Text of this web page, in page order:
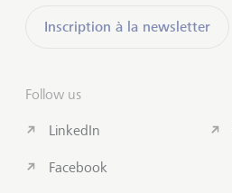
Inscription à la newsletter
Follow us
LinkedIn
Facebook